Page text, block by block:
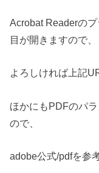
Acrobat Readerの
目が開きますので、
よろしければ上記
ほかにもPDFのパ
ので、
adobe公式/pdfを参